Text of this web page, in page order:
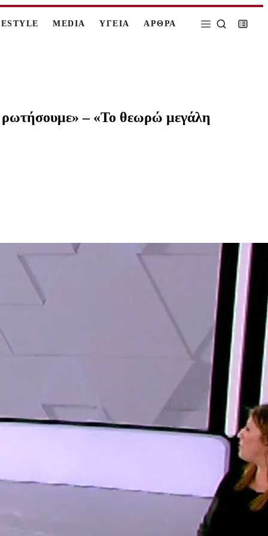
MEDIA ΥΓΕΙΑ ΑΡΘΡΑ
– «Το θεωρώ μεγάλη